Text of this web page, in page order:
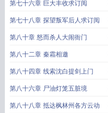
第七十六章 巨大丰收求订阅
第七十八章 探望叛军后人求订阅
第八十章 怒而杀人大闹衙门
第八十二章 秦霜相邀
第八十四章 线索沈白提剑上门
第八十六章 尸油灯笼五脏境
第八十八章 抵达枫林州各方云动